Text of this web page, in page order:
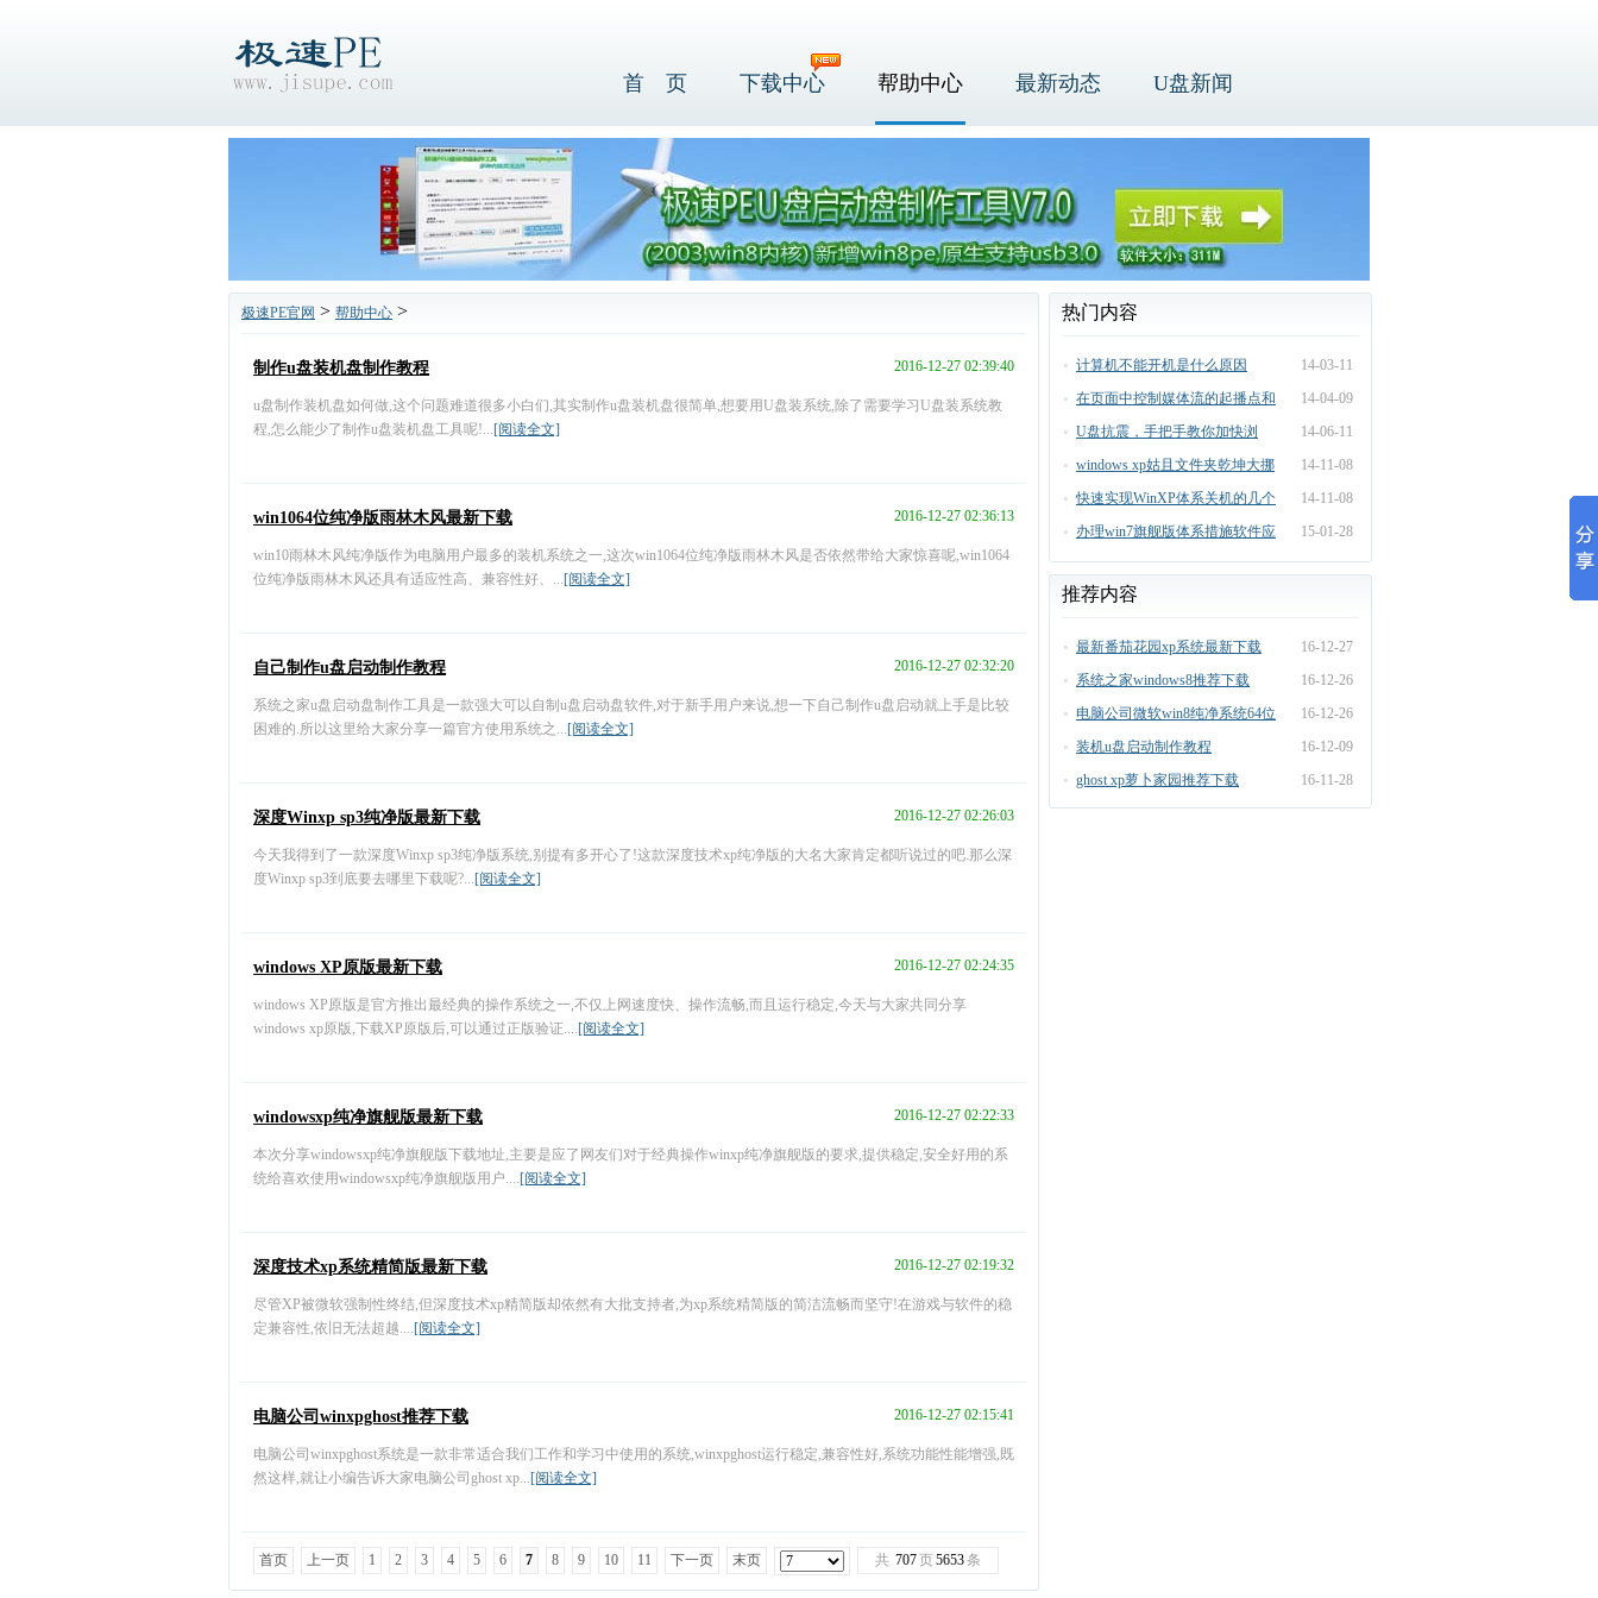
首 页 下载中心 帮助中心 最新动态 U盘新闻
极速PE官网 > 帮助中心 >
2016-12-27 02:39:40
制作u盘装机盘制作教程
u盘制作装机盘如何做,这个问题难道很多小白们,其实制作u盘装机盘很简单,想要用U盘装系统,除了需要学习U盘装系统教
程,怎么能少了制作u盘装机盘工具呢!...[阅读全文]
2016-12-27 02:36:13
win1064位纯净版雨林木风最新下载
win10雨林木风纯净版作为电脑用户最多的装机系统之一,这次win1064位纯净版雨林木风是否依然带给大家惊喜呢,win1064
位纯净版雨林木风还具有适应性高、兼容性好、...[阅读全文]
2016-12-27 02:32:20
自己制作u盘启动制作教程
系统之家u盘启动盘制作工具是一款强大可以自制u盘启动盘软件,对于新手用户来说,想一下自己制作u盘启动就上手是比较
困难的.所以这里给大家分享一篇官方使用系统之...[阅读全文]
2016-12-27 02:26:03
深度Winxp sp3纯净版最新下载
今天我得到了一款深度Winxp sp3纯净版系统,别提有多开心了!这款深度技术xp纯净版的大名大家肯定都听说过的吧.那么深
度Winxp sp3到底要去哪里下载呢?...[阅读全文]
2016-12-27 02:24:35
windows XP原版最新下载
windows XP原版是官方推出最经典的操作系统之一,不仅上网速度快、操作流畅,而且运行稳定,今天与大家共同分享
windows xp原版,下载XP原版后,可以通过正版验证....[阅读全文]
2016-12-27 02:22:33
windowsxp纯净旗舰版最新下载
本次分享windowsxp纯净旗舰版下载地址,主要是应了网友们对于经典操作winxp纯净旗舰版的要求,提供稳定,安全好用的系
统给喜欢使用windowsxp纯净旗舰版用户....[阅读全文]
2016-12-27 02:19:32
深度技术xp系统精简版最新下载
尽管XP被微软强制性终结,但深度技术xp精简版却依然有大批支持者,为xp系统精简版的简洁流畅而坚守!在游戏与软件的稳
定兼容性,依旧无法超越....[阅读全文]
2016-12-27 02:15:41
电脑公司winxpghost推荐下载
电脑公司winxpghost系统是一款非常适合我们工作和学习中使用的系统,winxpghost运行稳定,兼容性好,系统功能性能增强,既
然这样,就让小编告诉大家电脑公司ghost xp...[阅读全文]
首页 上一页 1 2 3 4 5 6 7 8 9 10 11 下一页 末页 共 707页5653条
热门内容
14-03-11
计算机不能开机是什么原因
14-04-09
在页面中控制媒体流的起播点和
播放长度办法
14-06-11
U盘抗震，手把手教你加快浏
览“网上邻居”速
14-11-08
windows xp姑且文件夹乾坤大挪
移
14-11-08
快速实现WinXP体系关机的几个
要领
15-01-28
办理win7旗舰版体系措施软件应
用无法兼容
推荐内容
16-12-27
最新番茄花园xp系统最新下载
16-12-26
系统之家windows8推荐下载
16-12-26
电脑公司微软win8纯净系统64位
最新下载
16-12-09
装机u盘启动制作教程
16-11-28
ghost xp萝卜家园推荐下载